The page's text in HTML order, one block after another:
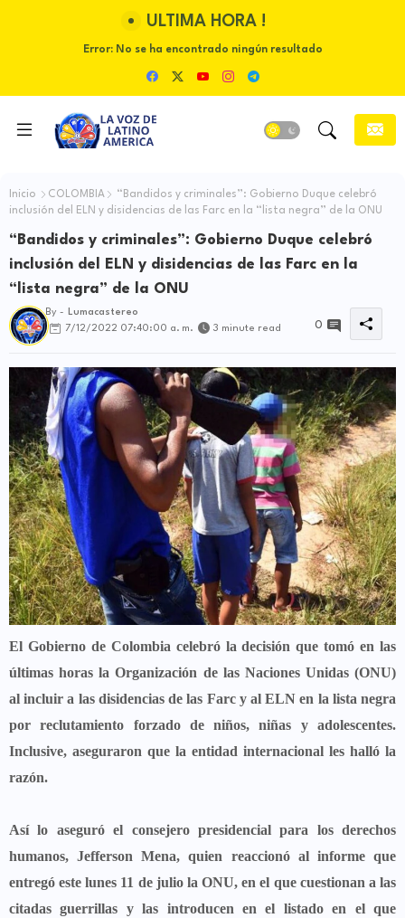
ULTIMA HORA !
Error:No se ha encontrado ningún resultado
Inicio COLOMBIA
“Bandidos y criminales”: Gobierno Duque celebró
inclusión del ELN y disidencias de las Farc en la “lista negra” de la ONU
“Bandidos y criminales”: Gobierno Duque celebró
inclusión del ELN y disidencias de las Farc en la
“lista negra” de la ONU
By -
Lumacastereo
7/12/2022 07:40:00 a. m.
3 minute read 0
El Gobierno de Colombia celebró la decisión que tomó en las
últimas horas la Organización de las Naciones Unidas (ONU)
alincluir a las disidencias de las Farc y al ELNen la lista negra
por reclutamiento forzado de niños, niñas y adolescentes.
Inclusive, aseguraron que la entidad internacional les halló la
razón.
Así lo aseguró el consejero presidencial para los derechos
humanos,Jefferson Mena,quien reaccionó al informe que
entregó este lunes 11 de julio la ONU, en el que cuestionan a las
citadas guerrillas y las introducen en el listado en el que